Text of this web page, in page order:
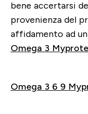
bene accertarsi
provenienza del
affidamento ad
Omega 3
Omega 3 6 9